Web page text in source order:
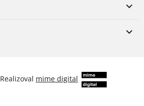
Realizoval mime digital